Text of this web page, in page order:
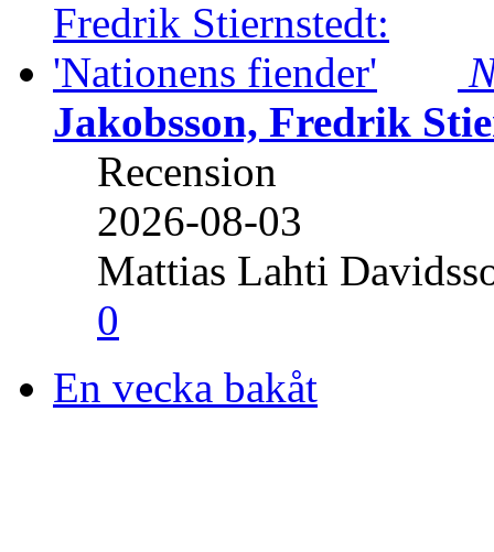
Jakobsson, Fredrik
Recension
2026-08-03
Mattias Lahti
0
En vecka bakåt